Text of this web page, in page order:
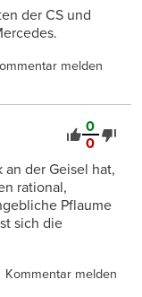
der CS und
melden
0
0
der Geisel hat,
rational,
Pflaume
sich die
Kommentar melden